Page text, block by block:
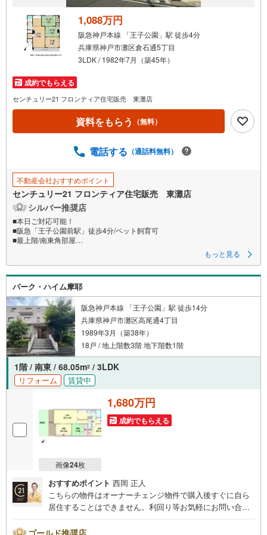
ペ
ジ
存
す
1,088万円
阪急神戸本線 「王子公園」駅 徒歩4分
兵庫県神戸市灘区倉石通5丁目
3LDK / 1982年7月（築45年）
成約でもらえる
センチュリー21 フロンティア住宅販売 東灘店
資料をもらう （無料）
電話する （通話料無料）
不動産会社おすすめポイント
センチュリー21 フロンティア住宅販売 東灘店
シルバー推奨店
■本日ご対応可能！
■阪急「王子公園前駅」徒歩4分/ペット飼育可
■最上階/南東角部屋
特徴
・「スーパーマルハチ王子公園店」「ローソン」徒歩3分圏内
・「水道筋商店街」徒歩2分/周辺施設充実
・LDK14帖/各居室6帖以上
立地
・稗田小学校まで徒歩約3分（約210m）
・上野中学校まで徒歩約12分（約930m）
弊社について
・センチュリー21グループ売上販売・契約件数 全国1位の実績（2023年時
点・全国991店舗中）
・リフォームなどのご相談承ります！（カーポートの設置、間取りの一部
・365日営業中！お客様のご都合に合わせてご案内
→現地/物件見学（約30分～）
→ご希望条件のご相談（約30分～）
→資金計画やローンのご相談（約30分～）
お気軽にお問い合わせください！
もっと見る
パーク・ハイム摩耶
阪急神戸本線 「王子公園」駅 徒歩14分
兵庫県神戸市灘区高尾通4丁目
1989年3月（築38年）
18戸 / 地上階数3階 地下階数1階
1階 / 南東 / 68.05m2 / 3LDK
リフォーム 賃貸中
画像24枚
1,680万円
成約でもらえる
おすすめポイント 西岡 正人
こちらの物件はオーナーチェンジ物件で購入後すぐに自ら
居住することはできません。利回り等お気軽にお問い合わ
0～19:00、土日:10:00～19:30 この時間はお電話でのご案